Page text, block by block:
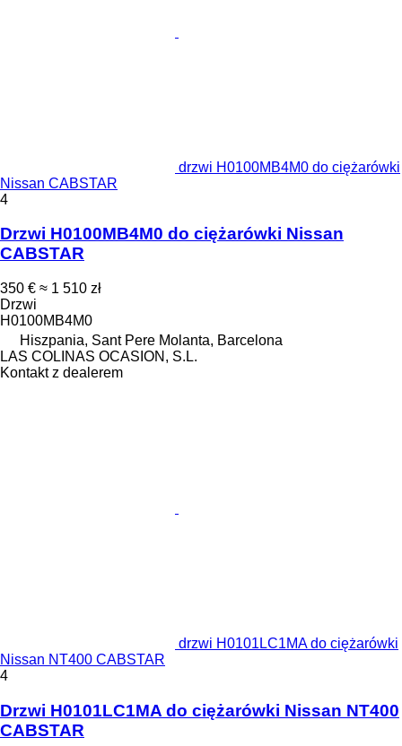
drzwi H0100MB4M0 do ciężarówki
Nissan CABSTAR
4
Drzwi H0100MB4M0 do ciężarówki Nissan
CABSTAR
350 € ≈ 1 510 zł
Drzwi
H0100MB4M0
Hiszpania, Sant Pere Molanta, Barcelona
LAS COLINAS OCASION, S.L.
Kontakt z dealerem
drzwi H0101LC1MA do ciężarówki
Nissan NT400 CABSTAR
4
Drzwi H0101LC1MA do ciężarówki Nissan NT400
CABSTAR